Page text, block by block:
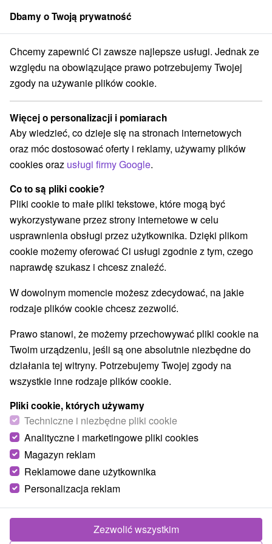
członek grupySorger
kraj Humenné Skanzen Vihorlatského múzea Humenné
Skanzen Vihorlatského múzea
Humenné
Wyświetl stronę internetową Przejdź do
sekretariat@muzeumhumenne.sk
Facebook
Opinii Google
Šmidkeho 495/67
066 01 Humenné
GPS:
N +48° 56' 25.43''
Region turystyczny
Východné Slovensko, Horný Zemplín, Prešovský kraj,
Dbamy o Twoją prywatność
Chcemy zapewnić Ci zawsze najlepsze usługi. Jednak ze
względu na obowiązujące prawo potrzebujemy Twojej
zgody na używanie plików cookie.
Więcej o personalizacji i pomiarach
Aby wiedzieć, co dzieje się na stronach internetowych
oraz móc dostosować oferty i reklamy, używamy plików
cookies oraz usługi firmy Google.
Co to są pliki cookie?
Pliki cookie to małe pliki tekstowe, które mogą być
wykorzystywane przez strony internetowe w celu
usprawnienia obsługi przez użytkownika. Dzięki plikom
cookie możemy oferować Ci usługi zgodnie z tym, czego
naprawdę szukasz i chcesz znaleźć.
W dowolnym momencie możesz zdecydować, na jakie
rodzaje plików cookie chcesz zezwolić.
Prawo stanowi, że możemy przechowywać pliki cookie na
Twoim urządzeniu, jeśli są one absolutnie niezbędne do
działania tej witryny. Potrzebujemy Twojej zgody na
wszystkie inne rodzaje plików cookie.
Pliki cookie, których używamy
Techniczne i niezbędne pliki cookie
Analityczne i marketingowe pliki cookies
Magazyn reklam
Reklamowe dane użytkownika
Personalizacja reklam
Zezwolić wszystkim